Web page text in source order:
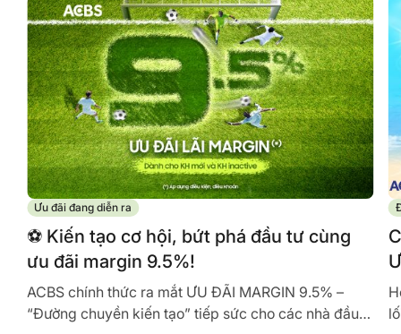
Ưu đãi đang diễn ra
️⚽ Kiến tạo cơ hội, bứt phá đầu tư cùng
ưu đãi margin 9.5%!
ACBS chính thức ra mắt ƯU ĐÃI MARGIN 9.5% –
“Đường chuyền kiến tạo” tiếp sức cho các nhà đầu